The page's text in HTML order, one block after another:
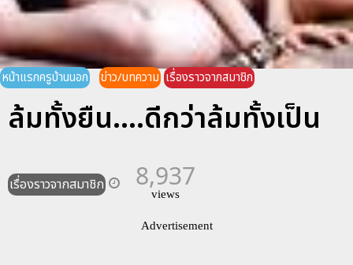
หน้าแรกครูบ้านนอก ข่าว/บทความ เรื่องราวจากสมาชิก
ล้มทั้งยืน....ดีกว่าล้มทั้งเป็น
เรื่องราวจากสมาชิก 8,937
views
Advertisement